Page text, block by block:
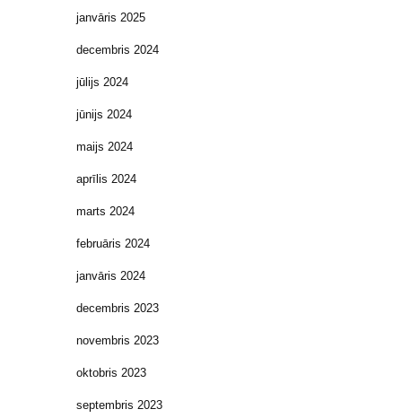
janvāris 2025
decembris 2024
jūlijs 2024
jūnijs 2024
maijs 2024
aprīlis 2024
marts 2024
februāris 2024
janvāris 2024
decembris 2023
novembris 2023
oktobris 2023
septembris 2023